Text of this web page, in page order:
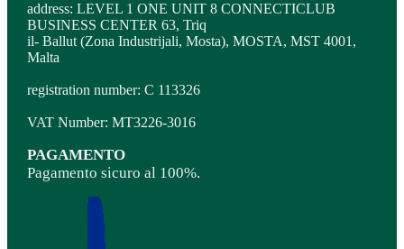
address: LEVEL 1 ONE UNIT 8 CONNECTICLUB
BUSINESS CENTER 63, Triq
il- Ballut (Zona Industrijali, Mosta), MOSTA, MST 4001,
Malta
registration number: C 113326
VAT Number: MT3226-3016
PAGAMENTO
Pagamento sicuro al 100%.